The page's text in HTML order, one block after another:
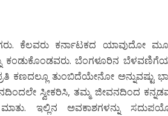
ಕೆಲವರು ಕರ್ನಾಟಕದ ಯಾವುದೋ
ಕಂಡುಕೊಂಡವರು. ಬೆಂಗಳೂರಿನ
ಕಣದಲ್ಲೂ ತುಂಬಿದೆಯೇನೋ ಅನ್ನುವಷ್ಟು
ಸ್ವೀಕರಿಸಿ, ತಮ್ಮ ಜೀವನದಿಂದ
ಇಲ್ಲಿನ ಅವಕಾಶಗಳನ್ನು